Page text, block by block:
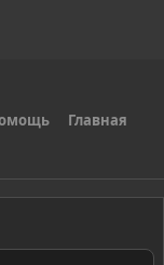
Главная